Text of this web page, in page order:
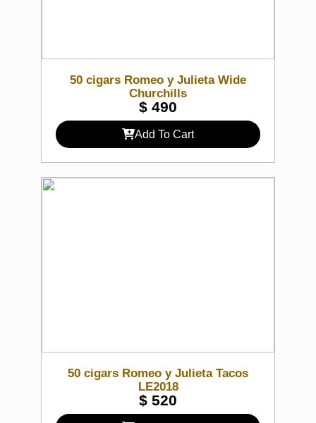
50 cigars Romeo y Julieta Wide
Churchills
$ 490
Add To Cart
50 cigars Romeo y Julieta Tacos
LE2018
$ 520